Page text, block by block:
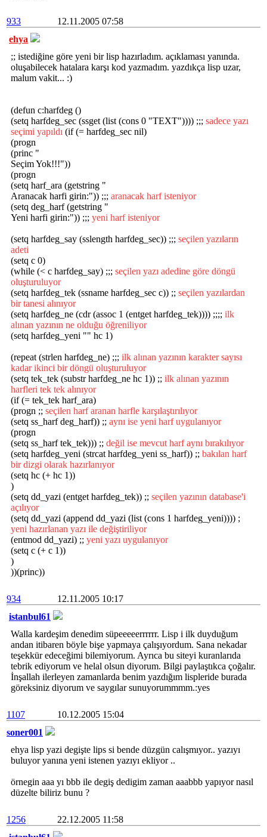
933
12.11.2005 07:58
ehya
;; istediğine göre yeni bir lisp hazırladım. açıklaması yanında.
oluşabilecek hatalara karşı kod yazmadım. yazdıkça lisp uzar,
malum vakit... :)
(defun c:harfdeg ()
(setq harfdeg_sec (ssget (list (cons 0 "TEXT")))) ;;; sadece yazı
seçimi yapıldı (if (= harfdeg_sec nil)
(progn
(princ "
Seçim Yok!!!"))
(progn
(setq harf_ara (getstring "
Aranacak harfi girin:")) ;;; aranacak harf isteniyor
(setq deg_harf (getstring "
Yeni harfi girin:")) ;;; yeni harf isteniyor
(setq harfdeg_say (sslength harfdeg_sec)) ;;; seçilen yazıların
adeti
(setq c 0)
(while (< c harfdeg_say) ;;; seçilen yazı adedine göre döngü
oluşturuluyor
(setq harfdeg_tek (ssname harfdeg_sec c)) ;; seçilen yazılardan
bir tanesi alınıyor
(setq harfdeg_ne (cdr (assoc 1 (entget harfdeg_tek)))) ;;;; ilk
alınan yazının ne olduğu öğreniliyor
(setq harfdeg_yeni "" hc 1)
(repeat (strlen harfdeg_ne) ;;; ilk alınan yazının karakter sayısı
kadar ikinci bir döngü oluşturuluyor
(setq tek_tek (substr harfdeg_ne hc 1)) ;; ilk alınan yazının
harfleri tek tek alınıyor
(if (= tek_tek harf_ara)
(progn ;; seçilen harf aranan harfle karşılaştırılıyor
(setq ss_harf deg_harf)) ;; aynı ise yeni harf uygulanıyor
(progn
(setq ss_harf tek_tek))) ;; değil ise mevcut harf aynı bırakılıyor
(setq harfdeg_yeni (strcat harfdeg_yeni ss_harf)) ;; bakılan harf
bir dizgi olarak hazırlanıyor
(setq hc (+ hc 1))
)
(setq dd_yazi (entget harfdeg_tek)) ;; seçilen yazının database'i
açılıyor
(setq dd_yazi (append dd_yazi (list (cons 1 harfdeg_yeni)))) ;
yeni hazırlanan yazı ile değiştiriliyor
(entmod dd_yazi) ;; yeni yazı uygulanıyor
(setq c (+ c 1))
)
))(princ))
934
12.11.2005 10:17
istanbul61
Walla kardeşim denedim süpeeeeerrrrrr. Lisp i ilk duyduğum
andan itibaren böyle bişe yapmaya çalışıyordum. Sana nekadar
teşekkür edeceğimi bilemiyorum. Ayrıca bu siteyi kuranlarıda
tebrik ediyorum ve helal olsun diyorum. Bilgi paylaştıkca çoğalır.
İnşallah ilerleyen zamanlarda benim yazdığım lispleride burada
göreksiniz diyorum ve saygılar sunuyorummmm.:yes
1107
10.12.2005 15:04
soner001
ehya lisp yazi degişte lips si bende düzgün calışmıyor.. yazıyı
buluyor yanına yeni istenen yazıyı ekliyor ..
örnegin aaa yı bbb ile degiş dedigim zaman aaabbb yapıyor nasıl
düzelte biliriz bunu ?
1256
22.12.2005 11:58